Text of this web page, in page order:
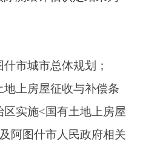
。
收与补偿条例》和
土地上房屋征收与
上房屋征收评估办